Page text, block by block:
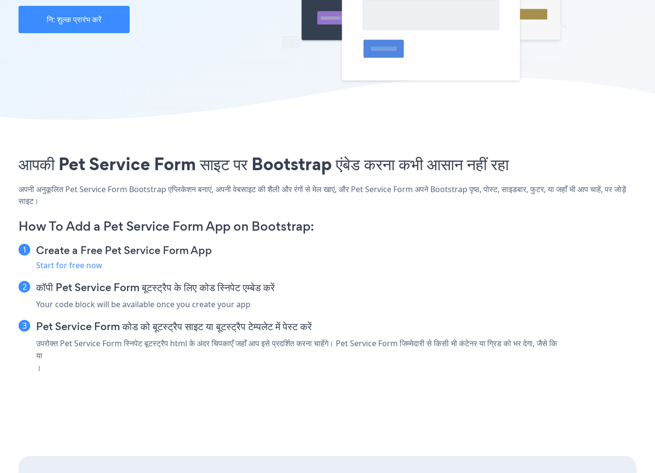
नि: शुल्क प्रारंभ करें
आपकी Pet Service Form साइट पर Bootstrap एंबेड करना कभी आसान नहीं रहा
अपनी अनुकूलित Pet Service Form Bootstrap एप्लिकेशन बनाएं, अपनी वेबसाइट की शैली और रंगों से मेल खाएं, और Pet Service Form अपने Bootstrap पृष्ठ, पोस्ट, साइडबार, फुटर, या जहाँ भी आप चाहें, पर जोड़ें
साइट।
How To Add a Pet Service Form App on Bootstrap:
Create a Free Pet Service Form App
Start for free now
कॉपी Pet Service Form बूटस्ट्रैप के लिए कोड स्निपेट एम्बेड करें
Your code block will be available once you create your app
Pet Service Form कोड को बूटस्ट्रैप साइट या बूटस्ट्रैप टेम्पलेट में पेस्ट करें
उपरोक्त Pet Service Form स्निपेट बूटस्ट्रैप html के अंदर चिपकाएँ जहाँ आप इसे प्रदर्शित करना चाहेंगे। Pet Service Form जिम्मेदारी से किसी भी कंटेनर या ग्रिड को भर देगा, जैसे कि
या
।